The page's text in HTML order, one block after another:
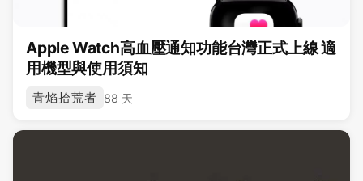
Apple Watch高血壓通知功能台灣正式上線 適
用機型與使用須知
青焰拾荒者 88 天